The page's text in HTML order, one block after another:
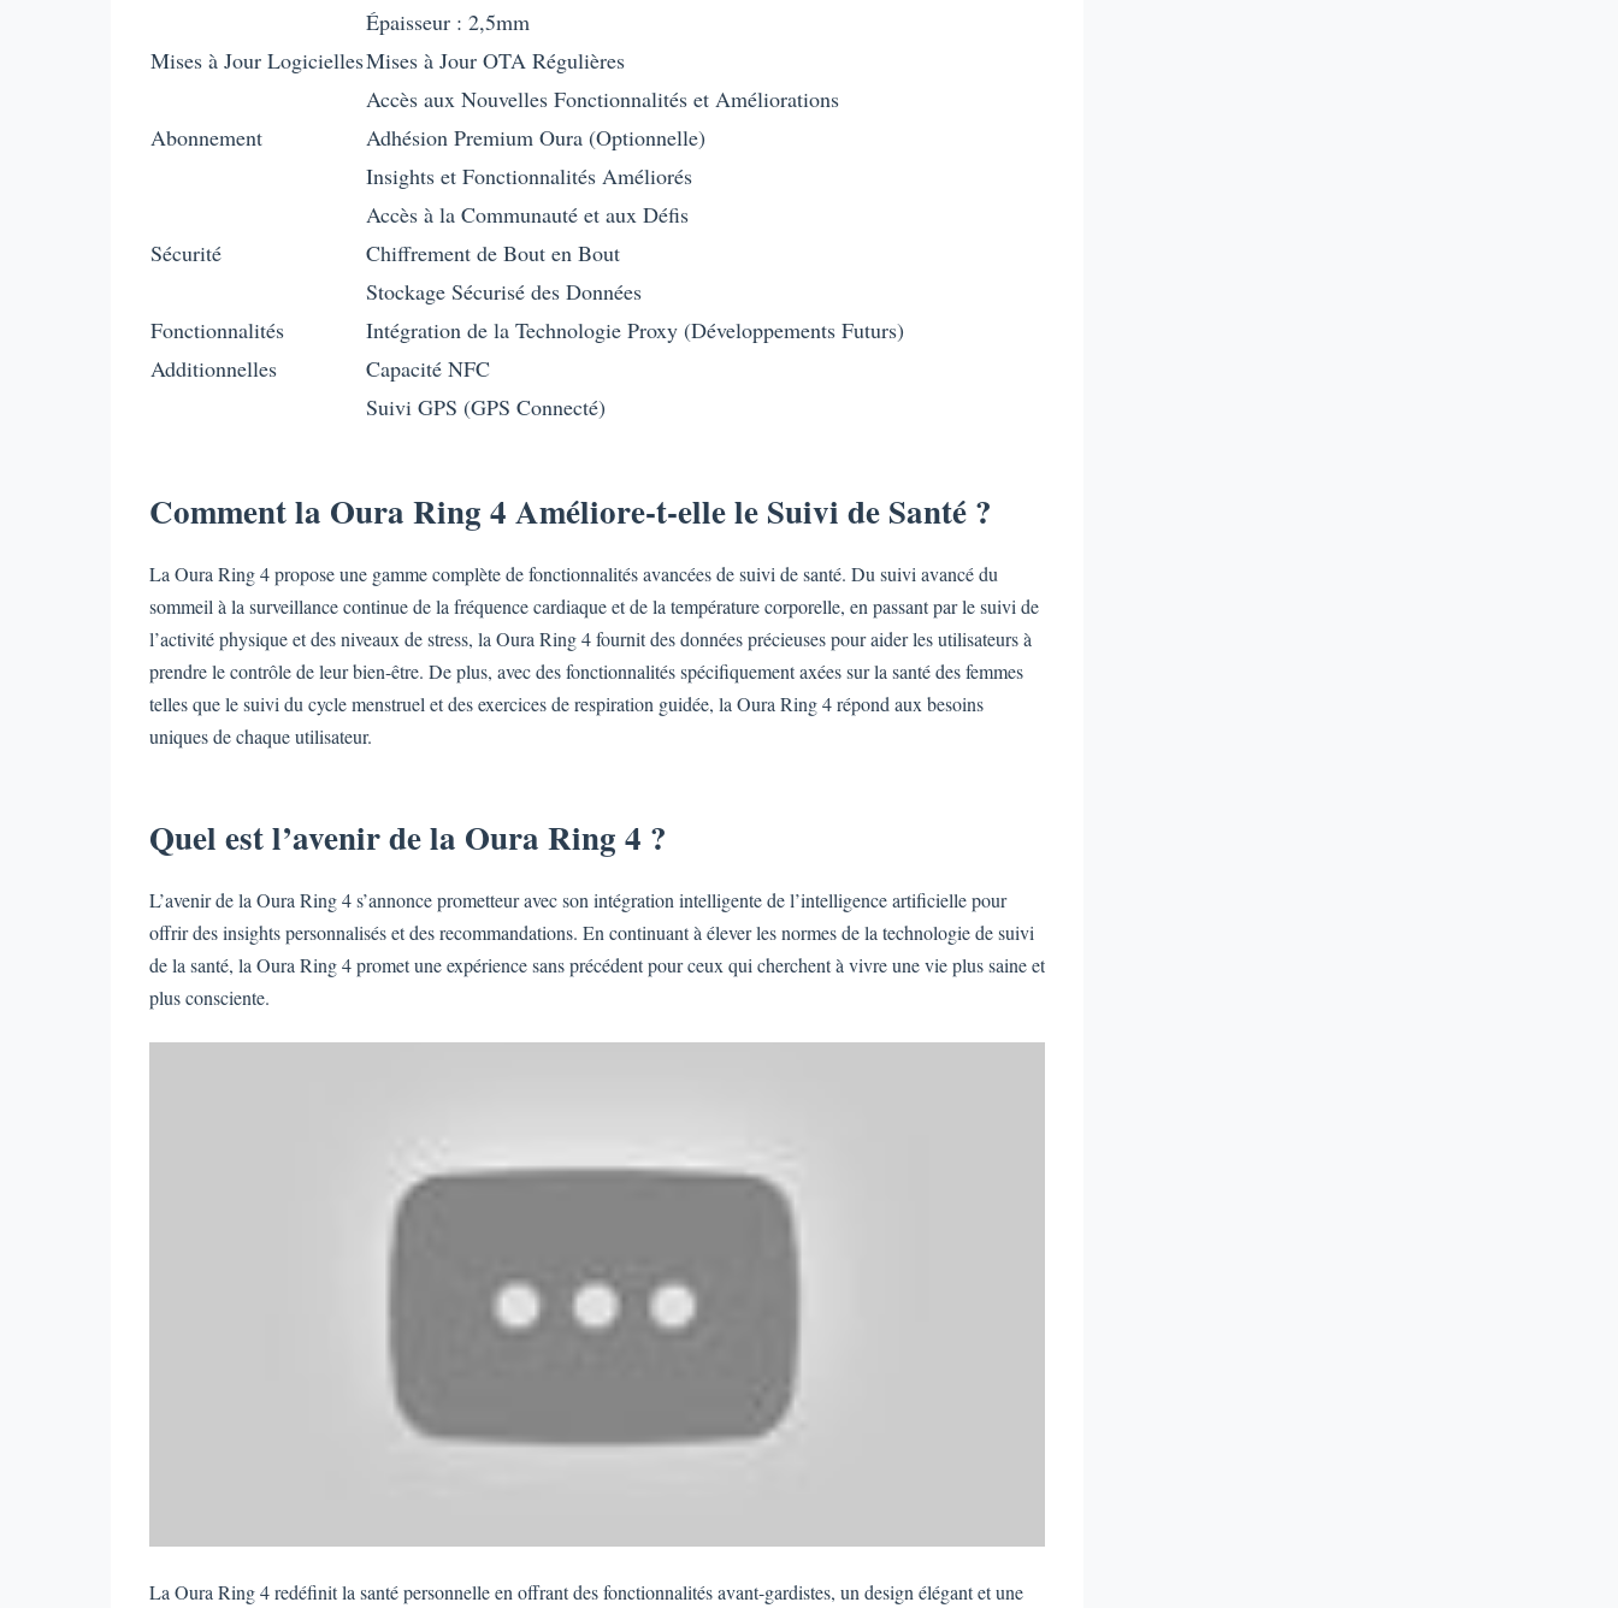
Épaisseur : 2,5mm
Mises à Jour LogiciellesMises à Jour OTA Régulières
Accès aux Nouvelles Fonctionnalités et Améliorations
Abonnement
Adhésion Premium Oura (Optionnelle)
Insights et Fonctionnalités Améliorés
Accès à la Communauté et aux Défis
Sécurité
Chiffrement de Bout en Bout
Stockage Sécurisé des Données
Fonctionnalités
Intégration de la Technologie Proxy (Développements Futurs)
Additionnelles
Capacité NFC
Suivi GPS (GPS Connecté)
Comment la Oura Ring 4 Améliore-t-elle le Suivi de Santé ?
La Oura Ring 4 propose une gamme complète de fonctionnalités avancées de suivi de santé. Du suivi avancé du
sommeil à la surveillance continue de la fréquence cardiaque et de la température corporelle, en passant par le suivi de
l’activité physique et des niveaux de stress, la Oura Ring 4 fournit des données précieuses pour aider les utilisateurs à
prendre le contrôle de leur bien-être. De plus, avec des fonctionnalités spécifiquement axées sur la santé des femmes
telles que le suivi du cycle menstruel et des exercices de respiration guidée, la Oura Ring 4 répond aux besoins
uniques de chaque utilisateur.
Quel est l’avenir de la Oura Ring 4 ?
L’avenir de la Oura Ring 4 s’annonce prometteur avec son intégration intelligente de l’intelligence artificielle pour
offrir des insights personnalisés et des recommandations. En continuant à élever les normes de la technologie de suivi
de la santé, la Oura Ring 4 promet une expérience sans précédent pour ceux qui cherchent à vivre une vie plus saine et
plus consciente.
La Oura Ring 4 redéfinit la santé personnelle en offrant des fonctionnalités avant-gardistes, un design élégant et une